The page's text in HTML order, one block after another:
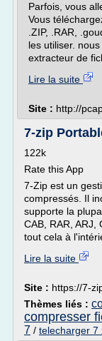
Parfois, vous
Vous
.ZIP, .RAR,
les utiliser.
extracteur de
Lire la suite
Site : http://
7-zip
122k
Rate this App
7-Zip est un
compressés. Il
supporte la
CAB, RAR, ARJ,
tout cela à
Lire la suite
Site : https://7-
Thèmes liés :
compresser
7 / telecharger 7